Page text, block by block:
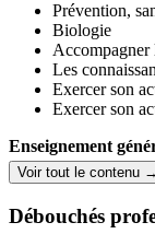
Prévention,
Biologie
Accompagner
Les
Exercer son
Exercer son
Enseignement
Français
Mathématiques
Histoire
Voir tout le contenu →
Débouchés